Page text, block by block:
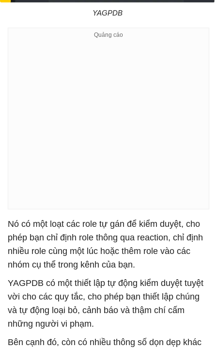
YAGPDB
Nó có một loạt các role tự gán để kiểm duyệt, cho
phép bạn chỉ định role thông qua reaction, chỉ định
nhiều role cùng một lúc hoặc thêm role vào các
nhóm cụ thể trong kênh của bạn.
YAGPDB có một thiết lập tự động kiểm duyệt tuyệt
vời cho các quy tắc, cho phép bạn thiết lập chúng
và tự động loại bỏ, cảnh báo và thậm chí cấm
những người vi phạm.
Bên cạnh đó, còn có nhiều thông số dọn dẹp khác